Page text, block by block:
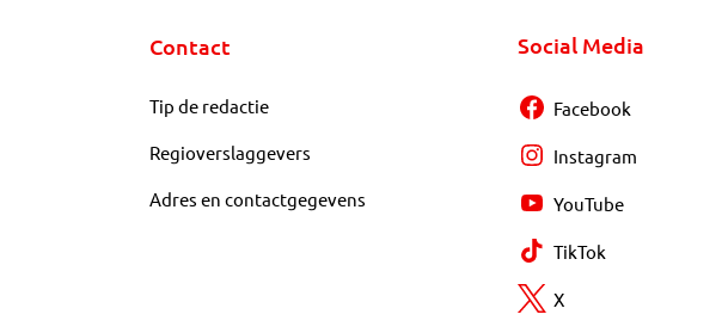
Contact
Tip de redactie
Regioverslaggevers
Adres en contactgegevens
Social Media
Facebook
Instagram
YouTube
TikTok
X